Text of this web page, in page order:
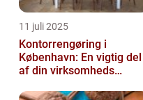
11 juli 2025
Kontorrengøring i
København: En vigtig del
af din virksomheds